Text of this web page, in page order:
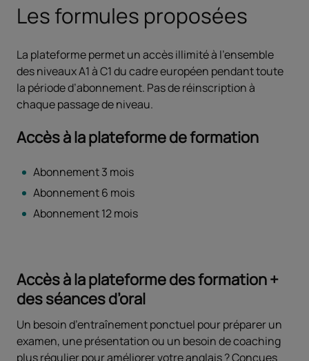
Les formules proposées
La plateforme permet un accès illimité à l’ensemble
des niveaux A1 à C1 du cadre européen pendant toute
la période d’abonnement. Pas de réinscription à
chaque passage de niveau.
Accès à la plateforme de formation
Abonnement 3 mois
Abonnement 6 mois
Abonnement 12 mois
Accès à la plateforme des formation +
des séances d’oral
Un besoin d’entraînement ponctuel pour préparer un
examen, une présentation ou un besoin de coaching
plus régulier pour améliorer votre anglais ? Conçues